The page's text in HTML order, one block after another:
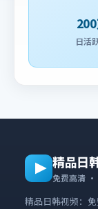
日活
精品日
免费高清 ·
精品日韩视频：